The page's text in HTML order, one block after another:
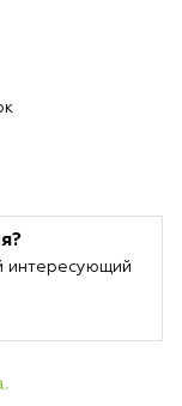
интересующий